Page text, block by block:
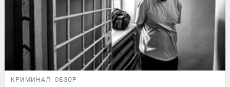
КРИМИНАЛ ОБЗОР